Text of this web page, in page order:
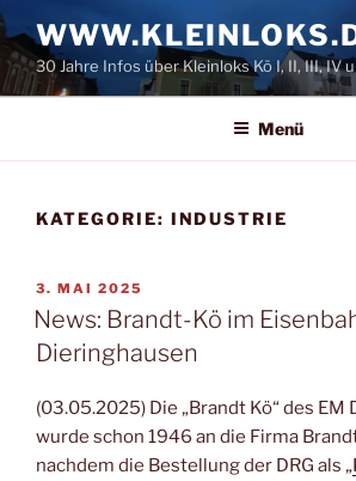
Zum
Inhalt
springen30 Jahre Infos über Kleinloks Kö I, II, III, IV
Menü
KATEGORIE: INDUSTRIE
VERÖFFENTLICHT
AM
3. MAI 2025
News: Brandt-Kö im
Dieringhausen
(03.05.2025) Die „Brandt Kö“ des EM
wurde schon 1946 an die Firma
nachdem die Bestellung der DRG als „